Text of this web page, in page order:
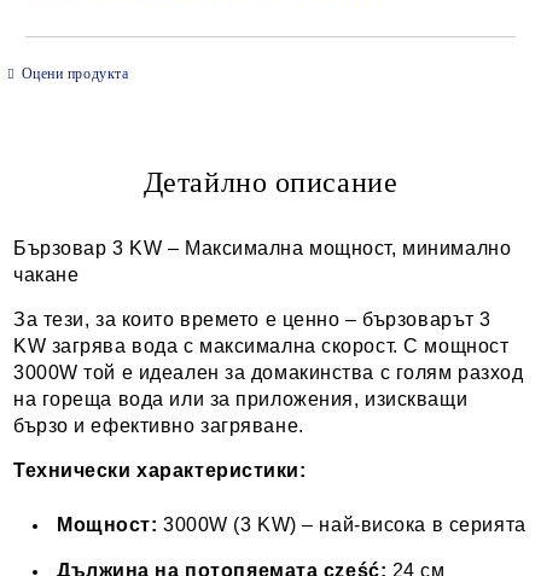
Ние ще се свържем с вас в рамките на работния ден.
Оцени продукта
Детайлно описание
Бързовар 3 KW – Максимална мощност, минимално
чакане
За тези, за които времето е ценно – бързоварът 3
KW загрява вода с максимална скорост. С мощност
3000W той е идеален за домакинства с голям разход
на гореща вода или за приложения, изискващи
бързо и ефективно загряване.
Технически характеристики:
Мощност: 3000W (3 KW) – най-висока в серията
Дължина на потопяемата część: 24 см